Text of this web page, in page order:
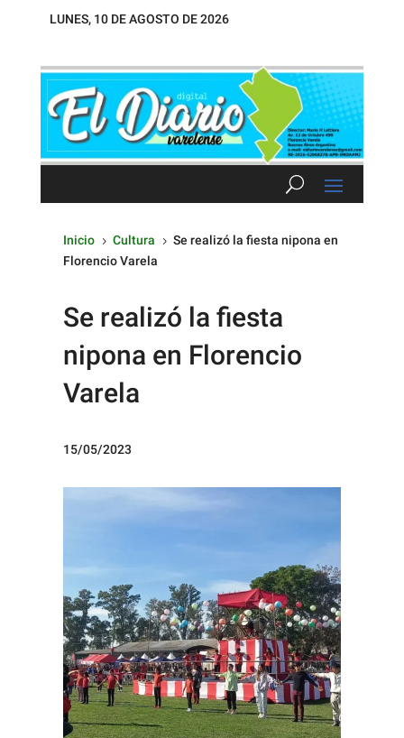
LUNES, 10 DE AGOSTO DE 2026
Inicio 5 Cultura 5 Se realizó la fiesta nipona en
Florencio Varela
Se realizó la fiesta
nipona en Florencio
Varela
15/05/2023